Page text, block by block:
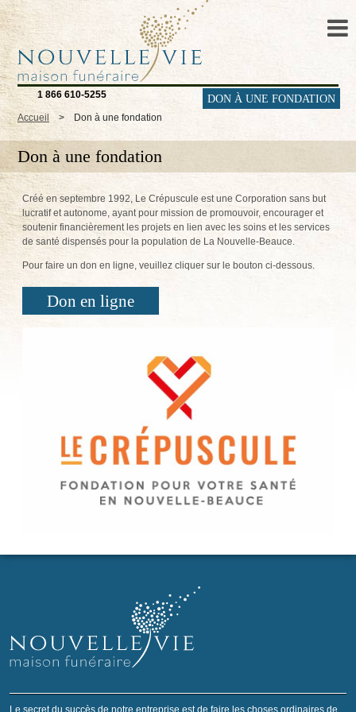
1 866 610-5255 DON À UNE FONDATION
Accueil > Don à une fondation
Don à une fondation
Créé en septembre 1992, Le Crépuscule est une Corporation sans but
lucratif et autonome, ayant pour mission de promouvoir, encourager et
soutenir financièrement les projets en lien avec les soins et les services
de santé dispensés pour la population de La Nouvelle-Beauce.
Pour faire un don en ligne, veuillez cliquer sur le bouton ci-dessous.
Don en ligne